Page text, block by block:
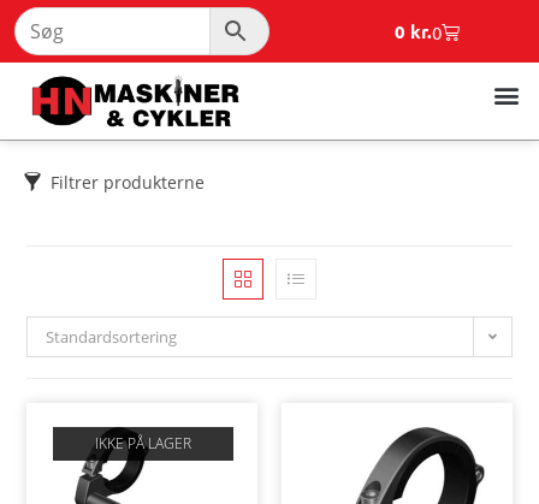
0 kr.0
Filtrer produkterne
Standardsortering
IKKE PÅ LAGER